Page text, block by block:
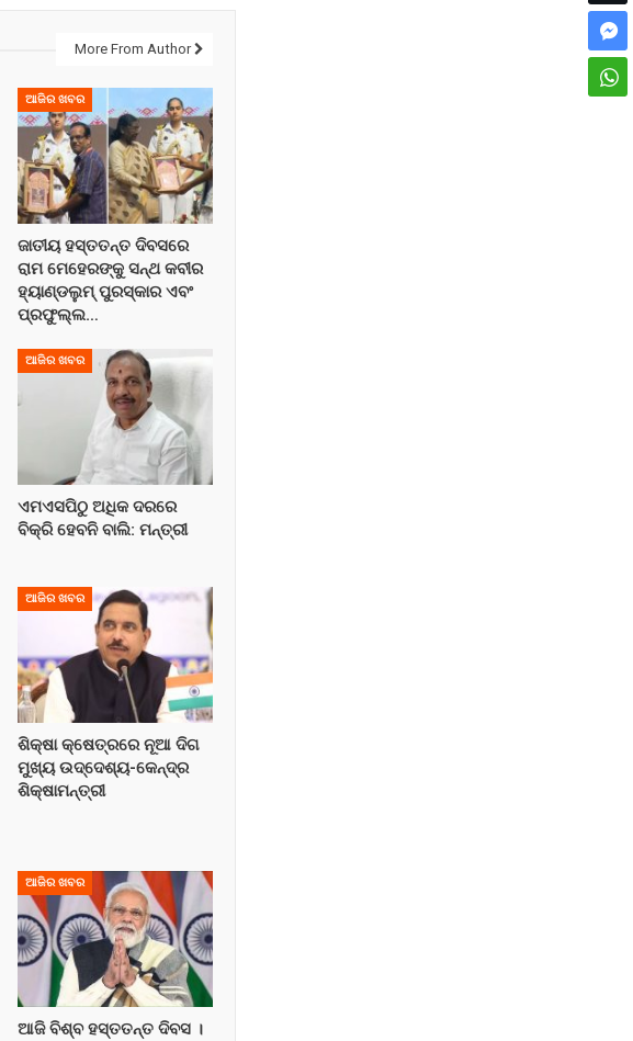
More From Author
ଆଜିର ଖବର
ଜାତୀୟ ହସ୍ତତନ୍ତ ଦିବସରେ
ରାମ ମେହେରଙ୍କୁ ସନ୍ଥ କବୀର
ହ୍ୟାଣ୍ଡଲୁମ୍ ପୁରସ୍କାର ଏବଂ
ପ୍ରଫୁଲ୍ଲ…
ଆଜିର ଖବର
ଏମଏସପିଠୁ ଅଧିକ ଦରରେ
ବିକ୍ରି ହେବନି ବାଲି: ମନ୍ତ୍ରୀ
ଆଜିର ଖବର
ଶିକ୍ଷା କ୍ଷେତ୍ରରେ ନୂଆ ଦିଗ
ମୁଖ୍ୟ ଉଦ୍ଦେଶ୍ୟ-କେନ୍ଦ୍ର
ଶିକ୍ଷାମନ୍ତ୍ରୀ
ଆଜିର ଖବର
ଆଜି ବିଶ୍ବ ହସ୍ତତନ୍ତ ଦିବସ ।